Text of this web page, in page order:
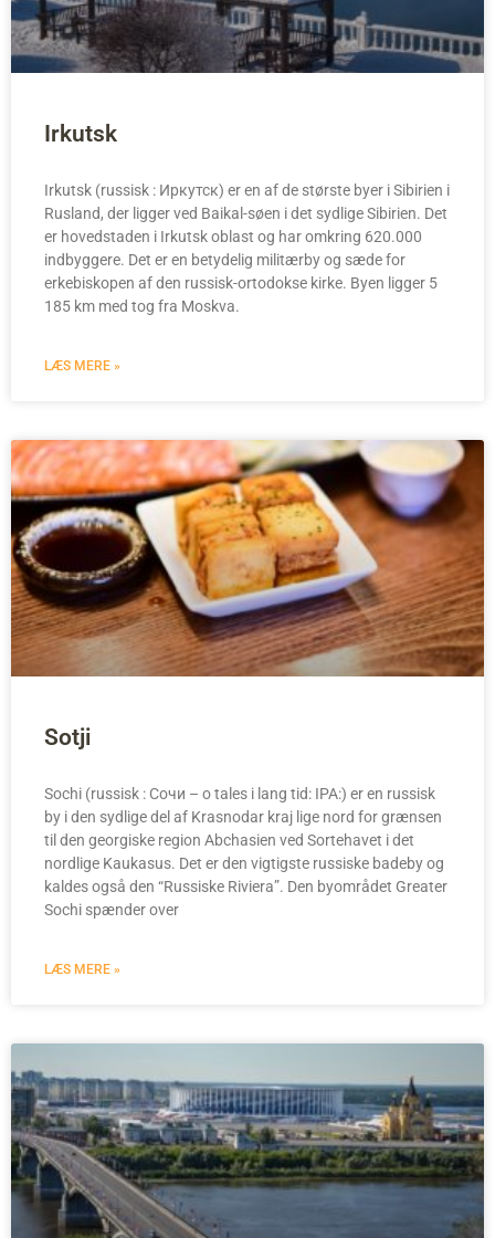
Irkutsk
Irkutsk (russisk : Иркутск) er en af de største byer i Sibirien i
Rusland, der ligger ved Baikal-søen i det sydlige Sibirien. Det
er hovedstaden i Irkutsk oblast og har omkring 620.000
indbyggere. Det er en betydelig militærby og sæde for
erkebiskopen af den russisk-ortodokse kirke. Byen ligger 5
185 km med tog fra Moskva.
LÆS MERE »
Sotji
Sochi (russisk : Сочи – o tales i lang tid: IPA:) er en russisk
by i den sydlige del af Krasnodar kraj lige nord for grænsen
til den georgiske region Abchasien ved Sortehavet i det
nordlige Kaukasus. Det er den vigtigste russiske badeby og
kaldes også den “Russiske Riviera”. Den byområdet Greater
Sochi spænder over
LÆS MERE »